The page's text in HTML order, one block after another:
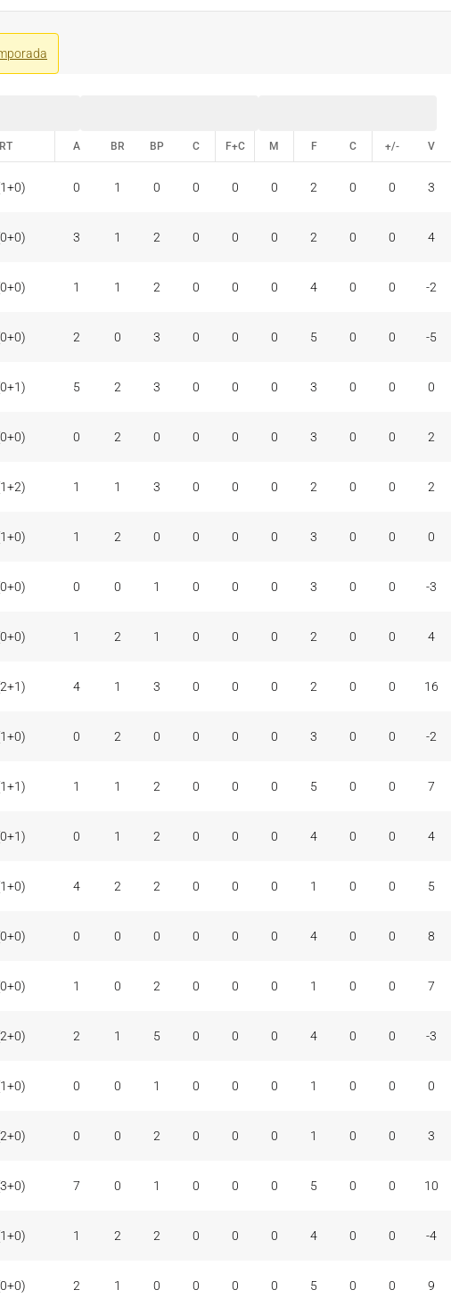
RT A BR BP C F+C M F C +/- V
0 1 0 0 0 0 2 0 0 3
3 1 2 0 0 0 2 0 0 4
1 1 2 0 0 0 4 0 0 -2
2 0 3 0 0 0 5 0 0 -5
5 2 3 0 0 0 3 0 0 0
0 2 0 0 0 0 3 0 0 2
1 1 3 0 0 0 2 0 0 2
1 2 0 0 0 0 3 0 0 0
0 0 1 0 0 0 3 0 0 -3
1 2 1 0 0 0 2 0 0 4
4 1 3 0 0 0 2 0 0 16
0 2 0 0 0 0 3 0 0 -2
1 1 2 0 0 0 5 0 0 7
0 1 2 0 0 0 4 0 0 4
4 2 2 0 0 0 1 0 0 5
0 0 0 0 0 0 4 0 0 8
1 0 2 0 0 0 1 0 0 7
2 1 5 0 0 0 4 0 0 -3
0 0 1 0 0 0 1 0 0 0
0 0 2 0 0 0 1 0 0 3
7 0 1 0 0 0 5 0 0 10
1 2 2 0 0 0 4 0 0 -4
2 1 0 0 0 0 5 0 0 9